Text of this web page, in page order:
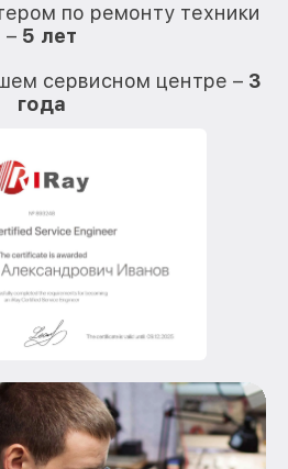
по ремонту техники
– 5 лет
сервисном центре – 3
года